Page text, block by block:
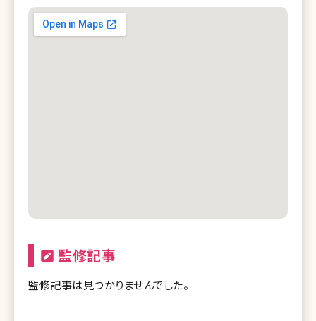
監修記事
監修記事は見つかりませんでした。